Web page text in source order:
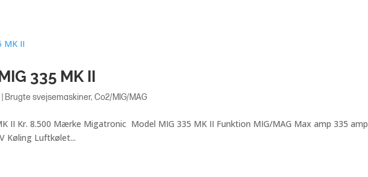
335 MK II
Brugte svejsemaskiner,Co2/MIG/MAG
II Kr. 8.500 Mærke Migatronic Model MIG 335 MK II Funktion MIG/MAG Max amp 335 amp
Køling Luftkølet...